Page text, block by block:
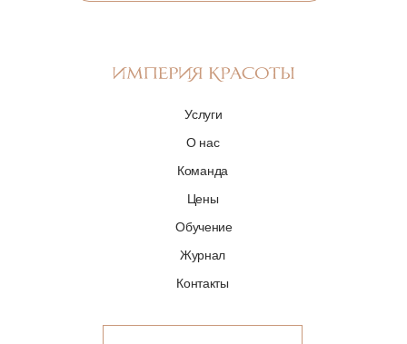
О нас
Команда
Цены
Обучение
Журнал
Контакты
Услуги